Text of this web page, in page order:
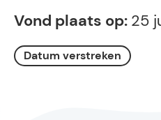
Vond plaats op: 25
Datum verstreken